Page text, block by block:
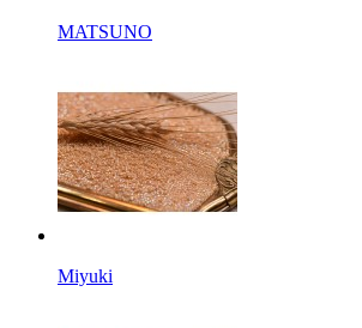
MATSUNO
Miyuki